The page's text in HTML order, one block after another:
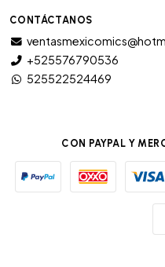
CONTÁCTANOS
+525576790536
525522524469
CON PAYPAL Y